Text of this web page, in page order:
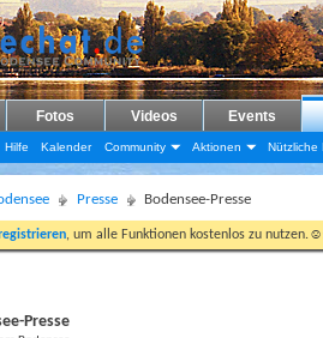
Fotos Videos Events
Hilfe Kalender Community Aktionen Nützliche
Presse Bodensee-Presse
, um alle Funktionen kostenlos zu
Presse